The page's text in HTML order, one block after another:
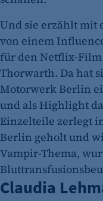
Und sie erzählt mit
von einem
für den Netflix-Film
Thorwarth. Da hat
Motorwerk Berlin
und als Highlight
Einzelteile zerlegt
Berlin geholt und
Vampir-Thema,
Claudia